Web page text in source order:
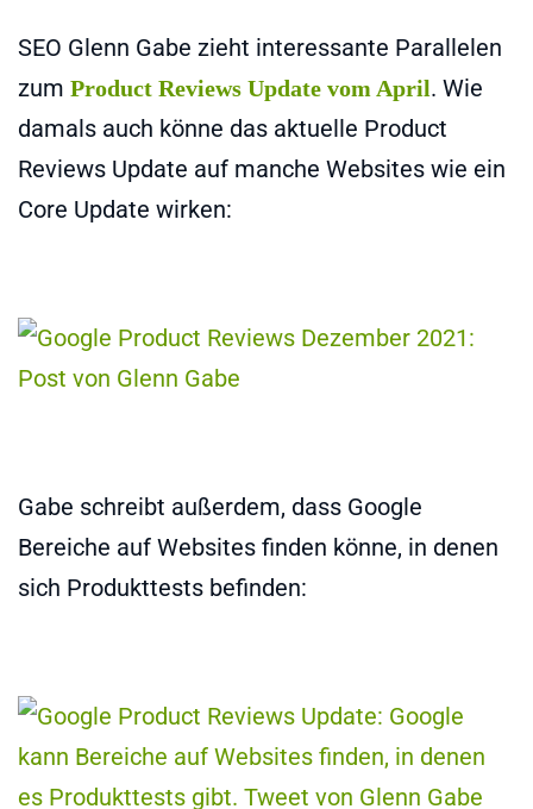
SEO Glenn Gabe zieht interessante Parallelen
zum Product Reviews Update vom April. Wie
damals auch könne das aktuelle Product
Reviews Update auf manche Websites wie ein
Core Update wirken:
Gabe schreibt außerdem, dass Google
Bereiche auf Websites finden könne, in denen
sich Produkttests befinden: